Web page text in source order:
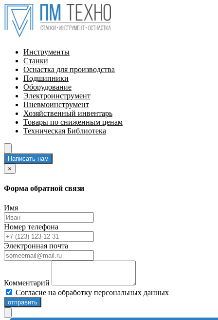
Инструменты
Станки
Оснастка для производства
Подшипники
Оборудование
Электроинструмент
Пневмоинструмент
Хозяйственный инвентарь
Товары по сниженным ценам
Техническая Библиотека
Написать нам
×
Форма обратной связи
Имя
Номер телефона
Электронная почта
Комментарий
Согласие на обработку персональных данных
отправить